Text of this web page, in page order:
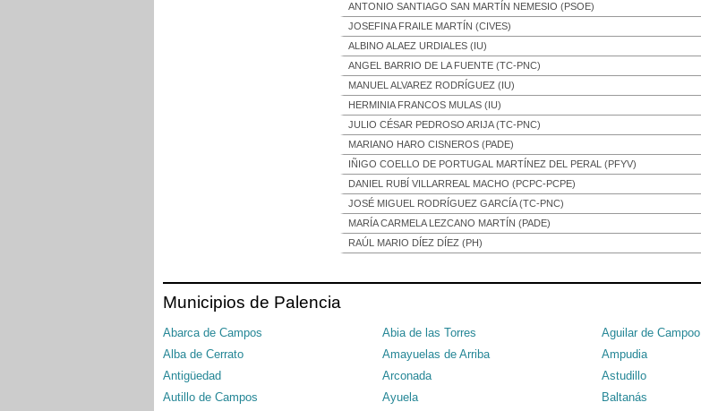
ANTONIO SANTIAGO SAN MARTÍN NEMESIO (PSOE)
JOSEFINA FRAILE MARTÍN (CIVES)
ALBINO ALAEZ URDIALES (IU)
ANGEL BARRIO DE LA FUENTE (TC-PNC)
MANUEL ALVAREZ RODRÍGUEZ (IU)
HERMINIA FRANCOS MULAS (IU)
JULIO CÉSAR PEDROSO ARIJA (TC-PNC)
MARIANO HARO CISNEROS (PADE)
IÑIGO COELLO DE PORTUGAL MARTÍNEZ DEL PERAL (PFYV)
DANIEL RUBÍ VILLARREAL MACHO (PCPC-PCPE)
JOSÉ MIGUEL RODRÍGUEZ GARCÍA (TC-PNC)
MARÍA CARMELA LEZCANO MARTÍN (PADE)
RAÚL MARIO DÍEZ DÍEZ (PH)
Municipios de Palencia
Abarca de Campos Abia de las Torres Aguilar de Campoo
Alba de Cerrato
Amayuelas de Arriba Ampudia
Antigüedad
Arconada Astudillo
Autillo de Campos
Ayuela Baltanás